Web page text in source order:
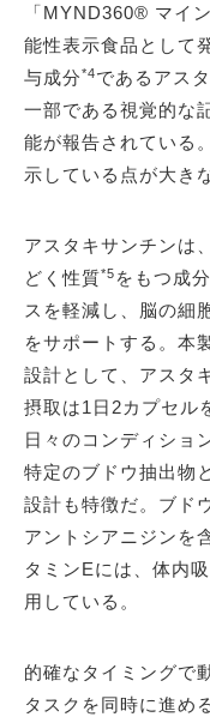
「MYND360® マイ
能性表示食品として
与成分*4であるアス
一部である視覚的な
能が報告されている
示している点が大き
アスタキサンチンは
どく性質*5 をもつ成
スを軽減し、脳の細
をサポートする。本
設計として、アスタ
摂取は1日2カプセル
日々のコンディショ
特定のブドウ抽出物
設計も特徴だ。ブド
アントシアニジンを
タミンEには、体内
用している。
的確なタイミングで
タスクを同時に進め